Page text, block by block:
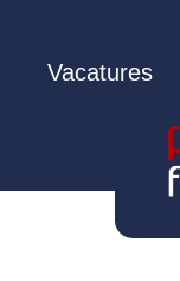
Vacatures